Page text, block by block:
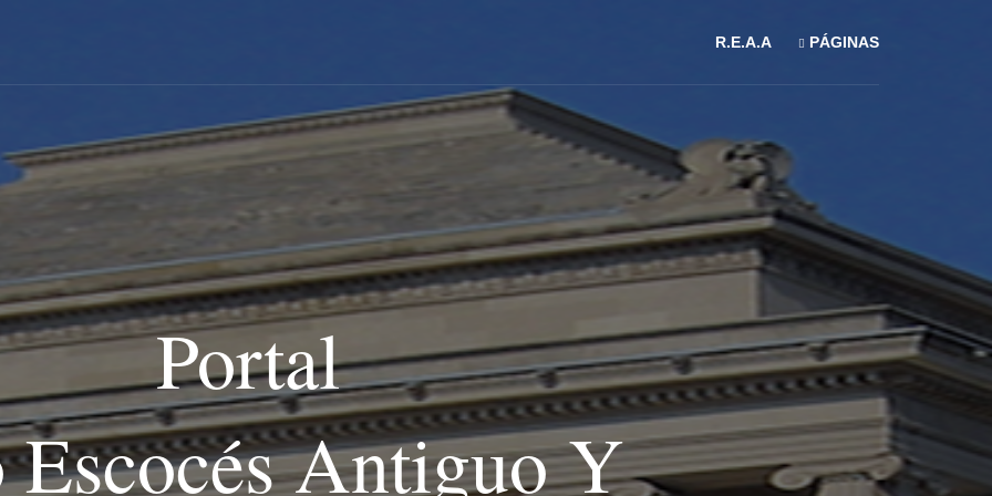
R.E.A.A PÁGINAS
Portal
Antiguo Y